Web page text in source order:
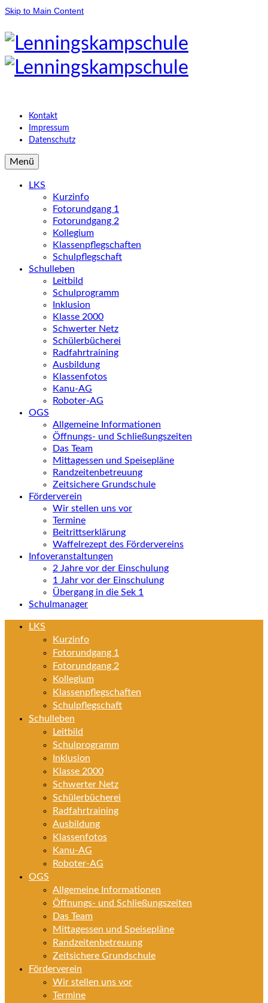
Skip to Main Content
Kontakt
Impressum
Datenschutz
Menü
LKS
Kurzinfo
Fotorundgang 1
Fotorundgang 2
Kollegium
Klassenpflegschaften
Schulpflegschaft
Schulleben
Leitbild
Schulprogramm
Inklusion
Klasse 2000
Schwerter Netz
Schülerbücherei
Radfahrtraining
Ausbildung
Klassenfotos
Kanu-AG
Roboter-AG
OGS
Allgemeine Informationen
Öffnungs- und Schließungszeiten
Das Team
Mittagessen und Speisepläne
Randzeitenbetreuung
Zeitsichere Grundschule
Förderverein
Wir stellen uns vor
Termine
Beitrittserklärung
Waffelrezept des Fördervereins
Infoveranstaltungen
2 Jahre vor der Einschulung
1 Jahr vor der Einschulung
Übergang in die Sek 1
Schulmanager
LKS
Kurzinfo
Fotorundgang 1
Fotorundgang 2
Kollegium
Klassenpflegschaften
Schulpflegschaft
Schulleben
Leitbild
Schulprogramm
Inklusion
Klasse 2000
Schwerter Netz
Schülerbücherei
Radfahrtraining
Ausbildung
Klassenfotos
Kanu-AG
Roboter-AG
OGS
Allgemeine Informationen
Öffnungs- und Schließungszeiten
Das Team
Mittagessen und Speisepläne
Randzeitenbetreuung
Zeitsichere Grundschule
Förderverein
Wir stellen uns vor
Termine